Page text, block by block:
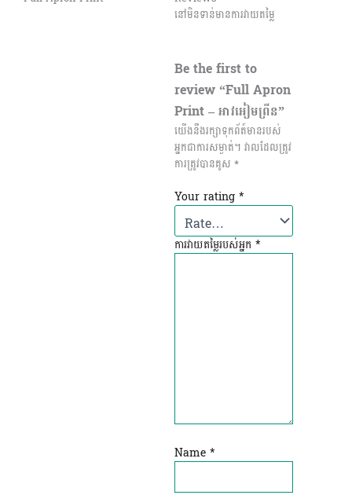
នៅមិនទាន់មានការវាយតម្លៃ
Be the first to
review “Full Apron
Print – អាវអៀមព្រីន”
យើងនឺងរក្សាទុកព័ត៍មានរបស់
អ្នកជាការសម្ងាត់។ វាល​ដែល​ត្រូវ​
ការ​ត្រូវ​បាន​គូស *
Your rating *
ការវាយតម្លៃរបស់អ្នក *
Name *